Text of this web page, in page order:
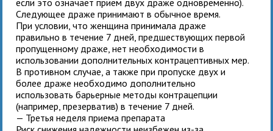
Следующее драже принимают в обычное время.
При условии, что женщина принимала драже
правильно в течение 7 дней, предшествующих первой
пропущенному драже, нет необходимости в
использовании дополнительных контрацептивных мер.
В противном случае, а также при пропуске двух и
более драже необходимо дополнительно
использовать барьерные методы контрацепции
(например, презерватив) в течение 7 дней.
— Третья неделя приема препарата